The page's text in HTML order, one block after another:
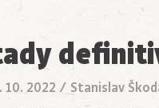
10. 2022/ Stanislav